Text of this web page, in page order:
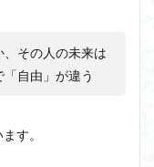
その人の未来は
自由」が違う
す。